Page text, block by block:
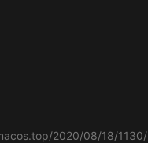
2020/08/18/1130/